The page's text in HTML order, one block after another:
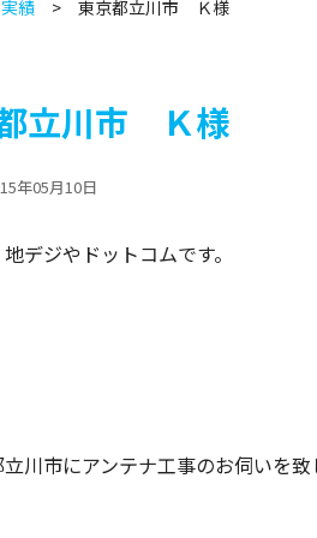
績 東京都立川市 Ｋ様
立川市 Ｋ様
年05月10日
デジやドットコムです。
川市にアンテナ工事のお伺いを致